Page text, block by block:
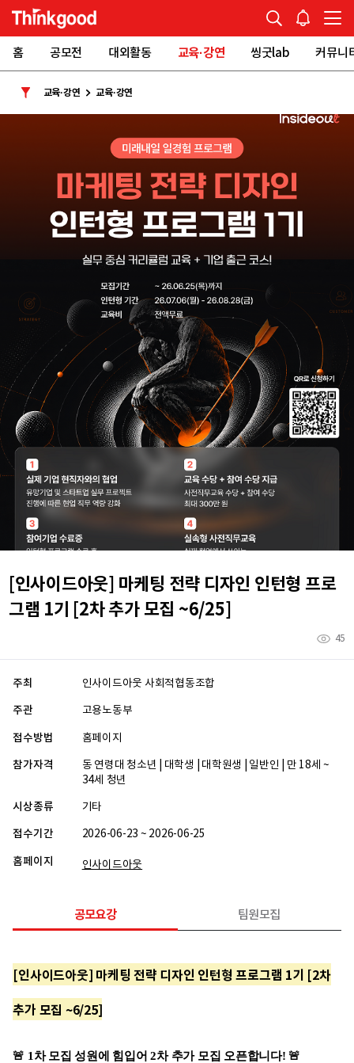
홈 공모전 대외활동 교육·강연 씽굿lab 커뮤니
교육·강연 교육·강연
[인사이드아웃] 마케팅 전략 디자인 인턴형 프로
그램 1기 [2차 추가 모집 ~6/25]
45
주최 인사이드아웃 사회적협동조합
주관 고용노동부
접수방법 홈페이지
참가자격
동 연령대 청소년 | 대학생 | 대학원생 | 일반인 | 만 18세 ~
34세 청년
시상종류 기타
접수기간 2026-06-23 ~ 2026-06-25
홈페이지 인사이드아웃
공모요강 팀원모집
[인사이드아웃] 마케팅 전략 디자인 인턴형 프로그램 1기 [2차
추가 모집 ~6/25]
🚨 1차 모집 성원에 힘입어 2차 추가 모집 오픈합니다! 🚨